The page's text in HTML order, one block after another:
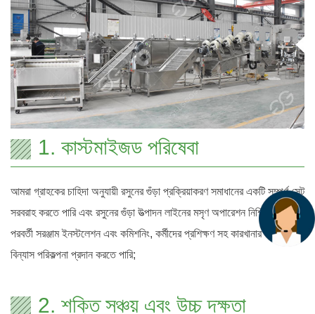
1. কাস্টমাইজড পরিষেবা
আমরা গ্রাহকের চাহিদা অনুযায়ী রসুনের গুঁড়া প্রক্রিয়াকরণ সমাধানের একটি সম্পূর্ণ সেট
সরবরাহ করতে পারি এবং রসুনের গুঁড়া উত্পাদন লাইনের মসৃণ অপারেশন নিশ্চিত করতে
পরবর্তী সরঞ্জাম ইনস্টলেশন এবং কমিশনিং, কর্মীদের প্রশিক্ষণ সহ কারখানার সরঞ্জাম
বিন্যাস পরিকল্পনা প্রদান করতে পারি;
2. শক্তি সঞ্চয় এবং উচ্চ দক্ষতা